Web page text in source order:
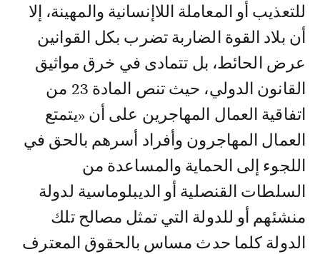
للتعذيب أو المعاملة اللاإنسانية والمهينة، إلا
أن بلاد القوة الضاربة تضرب بكل القوانين
عرض الحائط، بل تتمادى في خرق مواثيق
القانون الدولي، حيث تنص المادة 23 من
اتفاقية العمال المهاجرين على أن «يتمتع
العمال المهاجرون وأفراد أسرهم بالحق في
اللجوء إلى الحماية والمساعدة من
السلطات القنصلية أو الديبلوماسية لدولة
منشئهم أو للدولة التي تمثل مصالح تلك
الدولة كلما حدث مساس بالحقوق المعترف